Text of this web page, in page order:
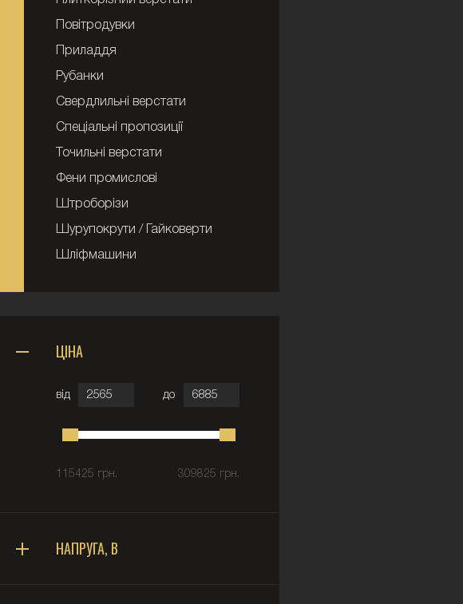
Повітродувки
Приладдя
Рубанки
Свердлильні верстати
Спеціальні пропозиції
Точильні верстати
Фени промислові
Штроборізи
Шурупокрути / Гайковерти
Шліфмашини
ЦІНА
від до
115425 грн. 309825 грн.
НАПРУГА, В